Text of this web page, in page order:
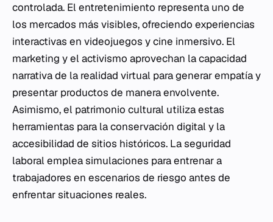
controlada. El entretenimiento representa uno de
los mercados más visibles, ofreciendo experiencias
interactivas en videojuegos y cine inmersivo. El
marketing y el activismo aprovechan la capacidad
narrativa de la realidad virtual para generar empatía y
presentar productos de manera envolvente.
Asimismo, el patrimonio cultural utiliza estas
herramientas para la conservación digital y la
accesibilidad de sitios históricos. La seguridad
laboral emplea simulaciones para entrenar a
trabajadores en escenarios de riesgo antes de
enfrentar situaciones reales.